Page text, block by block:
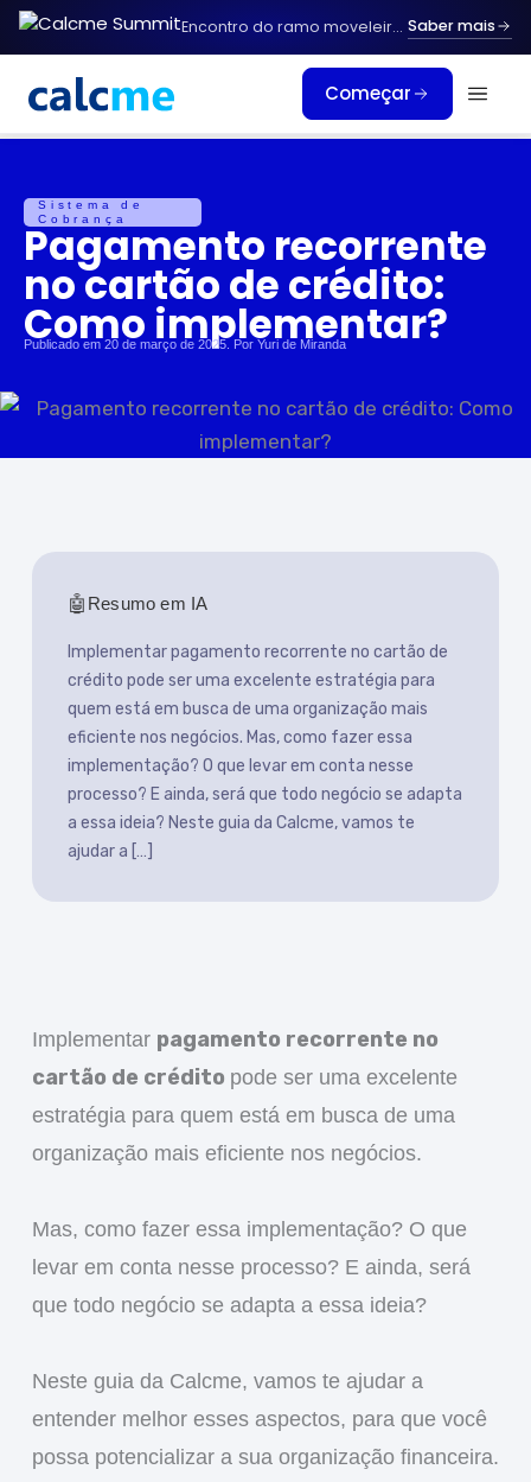
para
conteúdo
Encontro do ramo moveleiro. Vagas
Saber mais
Começar
Sistema de
Cobrança
Pagamento recorrente
no cartão de crédito:
Como implementar?
Publicado em 20 de março de 2025 . Por Yuri de Miranda
Resumo em IA
Implementar pagamento recorrente no cartão de
crédito pode ser uma excelente estratégia para
quem está em busca de uma organização mais
eficiente nos negócios. Mas, como fazer essa
implementação? O que levar em conta nesse
processo? E ainda, será que todo negócio se adapta
a essa ideia? Neste guia da Calcme, vamos te
ajudar a […]
Implementar pagamento recorrente no
cartão de crédito pode ser uma excelente
estratégia para quem está em busca de uma
organização mais eficiente nos negócios.
Mas, como fazer essa implementação? O que
levar em conta nesse processo? E ainda, será
que todo negócio se adapta a essa ideia?
Neste guia da Calcme, vamos te ajudar a
entender melhor esses aspectos, para que você
possa potencializar a sua organização financeira.